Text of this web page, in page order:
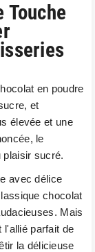
Touche
en poudre
et
élevée et une
le
plaisir sucré.
avec délice
chocolat
Mais
l'allié parfait de
la délicieuse